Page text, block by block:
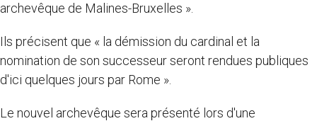
archevêque de Malines-Bruxelles ».
Ils précisent que « la démission du cardinal et la
nomination de son successeur seront rendues publiques
d'ici quelques jours par Rome ».
Le nouvel archevêque sera présenté lors d'une